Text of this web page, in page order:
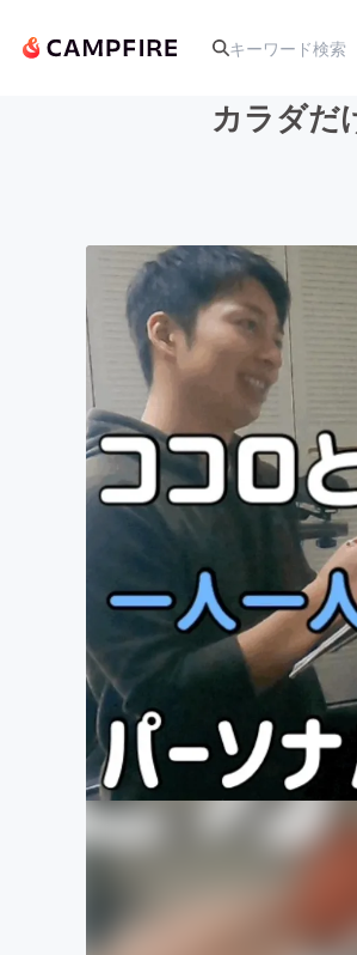
アート・写真
テクノロジー・
映像・映画
ビジネス・起業
まちづくり・
カラダだ